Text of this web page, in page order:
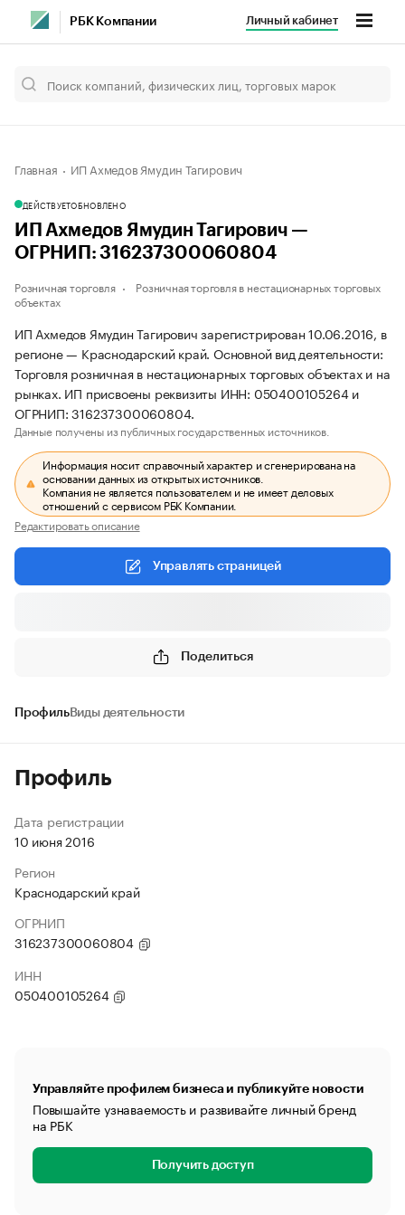
РБК Компании Личный кабинет
Главная ИП Ахмедов Ямудин Тагирович
ДЕЙСТВУЕТОБНОВЛЕНО
ИП Ахмедов Ямудин Тагирович —
ОГРНИП: 316237300060804
Розничная торговля
Розничная торговля в нестационарных торговых
объектах
ИП Ахмедов Ямудин Тагирович зарегистрирован 10.06.2016, в
регионе — Краснодарский край. Основной вид деятельности:
Торговля розничная в нестационарных торговых объектах и на
рынках. ИП присвоены реквизиты ИНН: 050400105264 и
ОГРНИП: 316237300060804.
Данные получены из публичных государственных источников.
Информация носит справочный характер и сгенерирована на
основании данных из открытых источников.
Компания не является пользователем и не имеет деловых
отношений с сервисом РБК Компании.
Редактировать описание
Управлять страницей
Поделиться
ПрофильВиды деятельности
Профиль
Дата регистрации
10 июня 2016
Регион
Краснодарский край
ОГРНИП
316237300060804
ИНН
050400105264
Управляйте профилем бизнеса и публикуйте новости
Повышайте узнаваемость и развивайте личный бренд
на РБК
Получить доступ